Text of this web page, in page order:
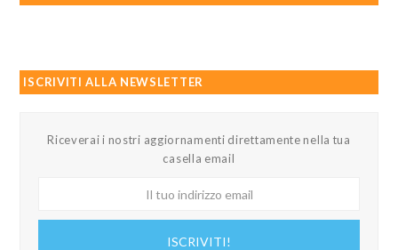
ISCRIVITI ALLA NEWSLETTER
Riceverai i nostri aggiornamenti direttamente nella tua
casella email
ISCRIVITI!